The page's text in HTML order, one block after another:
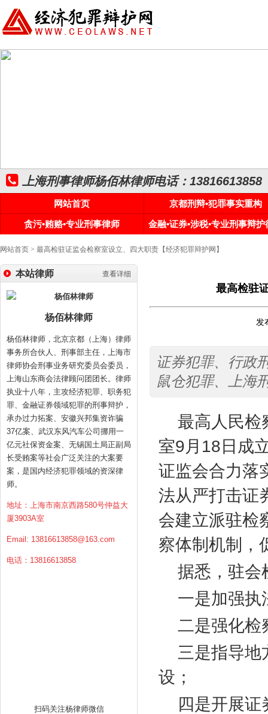
上海刑事律师杨佰林律师电话：13816613858
网站首页
京都刑辩•犯罪事实重构
贪污•贿赂•专业刑事律师
金融•证券•涉税•专业刑事辩护
网站首页 > 最高检驻证监会检察室设立、四大职责【经济犯罪辩护网】
查看详细
本站律师
杨佰林律师
杨佰林律师，北京京都（上海）律师
事务所合伙人、刑事部主任，上海市
律师协会刑事业务研究委员会委员，
上海山东商会法律顾问团团长。律师
执业十八年，主攻经济犯罪、职务犯
罪、金融证券领域犯罪的刑事辩护，
承办过力拓案、安徽兴邦集资诈骗
37亿案、武汉东风汽车公司挪用一
亿元社保资金案、无锡国土局正副局
长受贿案等社会广泛关注的大案要
案，是国内经济犯罪领域的资深律
师。
地址：上海市南京西路580号仲益大
厦3903A室
Email: 13816613858@163.com
电话：13816613858
扫码关注杨律师微信
最高检驻
发
证券犯罪、行政
鼠仓犯罪、上海
最高人民检
室9月 18 日成
证监会合力落
法从严打击证
会建立派驻检
察体制机制，
据悉，驻会
一是加强执
二是强化检
三是指导地
设；
四是开展